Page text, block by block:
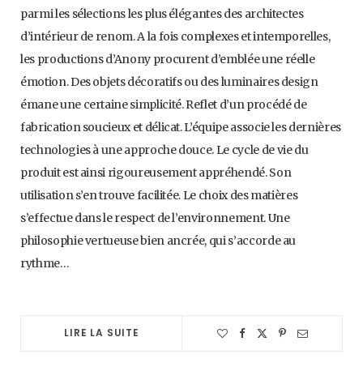
parmi les sélections les plus élégantes des architectes
d’intérieur de renom. A la fois complexes et intemporelles,
les productions d’Anony procurent d’emblée une réelle
émotion. Des objets décoratifs ou des luminaires design
émane une certaine simplicité. Reflet d’un procédé de
fabrication soucieux et délicat. L’équipe associe les dernières
technologies à une approche douce. Le cycle de vie du
produit est ainsi rigoureusement appréhendé. Son
utilisation s’en trouve facilitée. Le choix des matières
s’effectue dans le respect de l’environnement. Une
philosophie vertueuse bien ancrée, qui s’accorde au
rythme…
LIRE LA SUITE